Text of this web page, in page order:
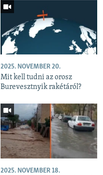
2025. NOVEMBER 20.
Mit kell tudni az orosz
Burevesztnyik rakétáról?
2025. NOVEMBER 18.